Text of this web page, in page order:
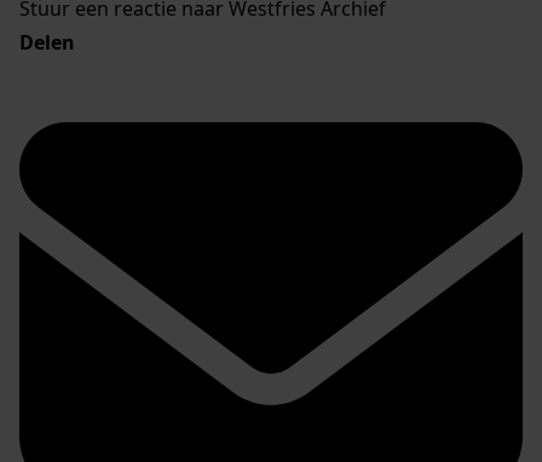
Stuur een reactie naar Westfries Archief
Delen